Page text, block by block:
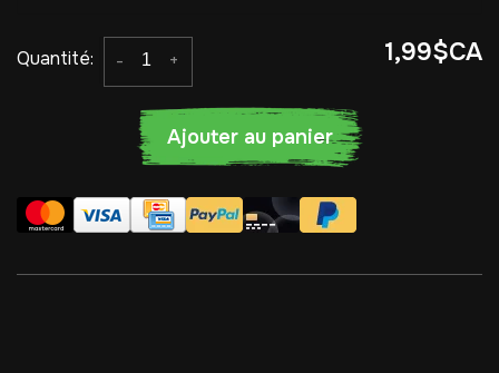
Quantité: +
- 1,99$CA
Ajouter au panier